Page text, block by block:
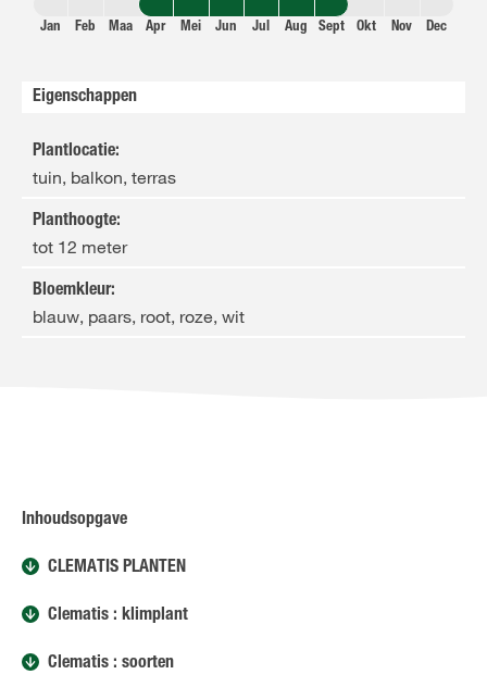
Jan Feb Maa Apr Mei Jun Jul Aug Sept Okt Nov Dec
Eigenschappen
Plantlocatie:
tuin, balkon, terras
Planthoogte:
tot 12 meter
Bloemkleur:
blauw, paars, root, roze, wit
Inhoudsopgave
CLEMATIS PLANTEN
Clematis : klimplant
Clematis : soorten